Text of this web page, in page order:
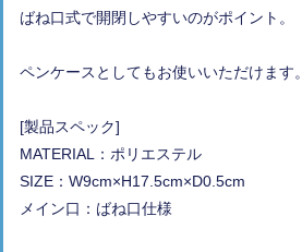
ばね口式で開閉しやすいのがポイント。
ペンケースとしてもお使いいただけます。
[製品スペック]
MATERIAL：ポリエステル
SIZE：W9cm×H17.5cm×D0.5cm
メイン口：ばね口仕様